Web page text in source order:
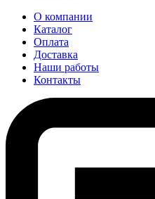
О компании
Каталог
Оплата
Доставка
Наши работы
Контакты